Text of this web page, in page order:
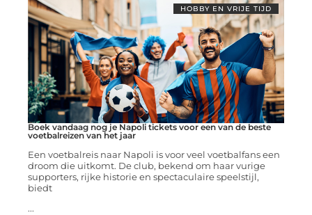
HOBBY EN VRIJE TIJD
Boek vandaag nog je Napoli tickets voor een van de beste
voetbalreizen van het jaar
Een voetbalreis naar Napoli is voor veel voetbalfans een
droom die uitkomt. De club, bekend om haar vurige
supporters, rijke historie en spectaculaire speelstijl,
biedt
...